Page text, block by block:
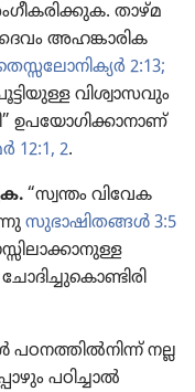
താഴ്‌മ​
അഹങ്കാ​രി​ക​
2:13;
വിശ്വാ​സ​വും
ഉപയോ​ഗി​ക്കാ​നാണ്‌
12:1, 2.
“സ്വന്തം വിവേ​ക​
സുഭാ​ഷി​ത​ങ്ങൾ 3:5
നല്ല
പഠിച്ചാൽ